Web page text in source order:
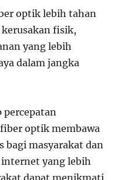
optik lebih tahan
fisik,
yang lebih
dalam jangka
percepatan
optik membawa
bagi masyarakat dan
yang lebih
dapat menikmati